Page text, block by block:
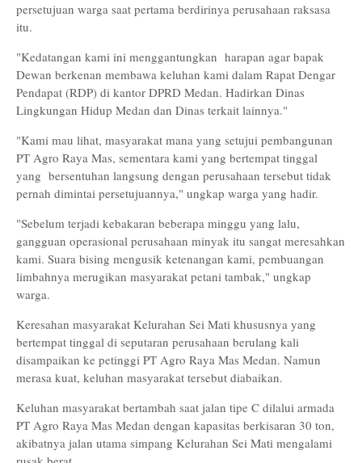
persetujuan warga saat pertama berdirinya perusahaan raksasa
itu.
"Kedatangan kami ini menggantungkan harapan agar bapak
Dewan berkenan membawa keluhan kami dalam Rapat Dengar
Pendapat (RDP) di kantor DPRD Medan. Hadirkan Dinas
Lingkungan Hidup Medan dan Dinas terkait lainnya."
"Kami mau lihat, masyarakat mana yang setujui pembangunan
PT Agro Raya Mas, sementara kami yang bertempat tinggal
yang bersentuhan langsung dengan perusahaan tersebut tidak
pernah dimintai persetujuannya," ungkap warga yang hadir.
"Sebelum terjadi kebakaran beberapa minggu yang lalu,
gangguan operasional perusahaan minyak itu sangat meresahkan
kami. Suara bising mengusik ketenangan kami, pembuangan
limbahnya merugikan masyarakat petani tambak," ungkap
warga.
Keresahan masyarakat Kelurahan Sei Mati khususnya yang
bertempat tinggal di seputaran perusahaan berulang kali
disampaikan ke petinggi PT Agro Raya Mas Medan. Namun
merasa kuat, keluhan masyarakat tersebut diabaikan.
Keluhan masyarakat bertambah saat jalan tipe C dilalui armada
PT Agro Raya Mas Medan dengan kapasitas berkisaran 30 ton,
akibatnya jalan utama simpang Kelurahan Sei Mati mengalami